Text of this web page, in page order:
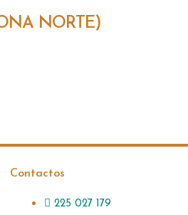
NORTE)
Contactos
225 027 179